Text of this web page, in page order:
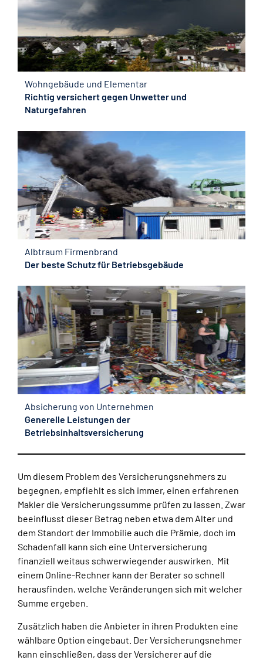
Wohngebäude und Elementar
Richtig versichert gegen Unwetter und
Naturgefahren
Albtraum Firmenbrand
Der beste Schutz für Betriebsgebäude
Absicherung von Unternehmen
Generelle Leistungen der
Betriebsinhaltsversicherung
Um diesem Problem des Versicherungsnehmers zu
begegnen, empfiehlt es sich immer, einen erfahrenen
Makler die Versicherungssumme prüfen zu lassen. Zwar
beeinflusst dieser Betrag neben etwa dem Alter und
dem Standort der Immobilie auch die Prämie, doch im
Schadenfall kann sich eine Unterversicherung
finanziell weitaus schwerwiegender auswirken. Mit
einem Online-Rechner kann der Berater so schnell
herausfinden, welche Veränderungen sich mit welcher
Summe ergeben.
Zusätzlich haben die Anbieter in ihren Produkten eine
wählbare Option eingebaut. Der Versicherungsnehmer
kann einschließen, dass der Versicherer auf die